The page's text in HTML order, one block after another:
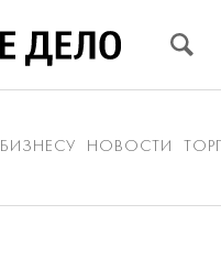
БИЗНЕСУ НОВОСТИ